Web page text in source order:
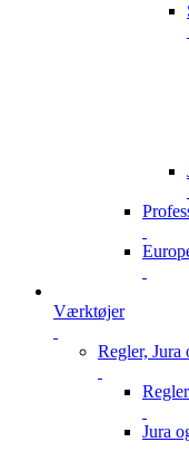
Værktøjer
Regler,
Jura